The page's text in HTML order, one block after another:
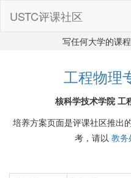
USTC评课社区
写任何大学的课
工程物理
核科学技术学院 工
培养方案页面是评课社区推出
考，请以 教务